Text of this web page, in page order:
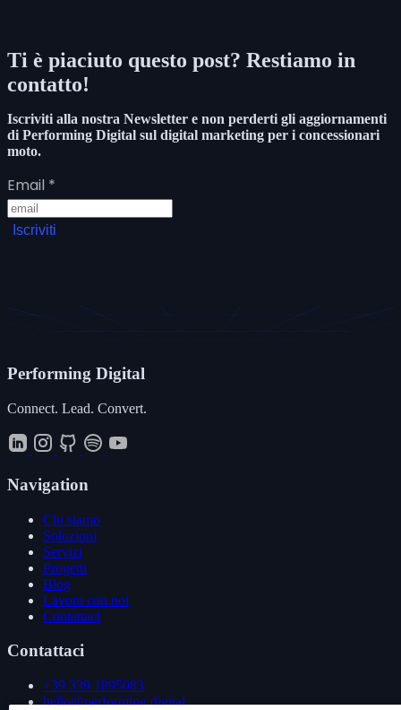
Ti è piaciuto questo post? Restiamo in
contatto!
Iscriviti alla nostra Newsletter e non perderti gli aggiornamenti
di Performing Digital sul digital marketing per i concessionari
moto.
Email *
Iscriviti
Performing Digital
Connect. Lead. Convert.
Navigation
Chi siamo
Soluzioni
Servizi
Progetti
Blog
Lavora con noi
Contattaci
Contattaci
+39 339 1895083
hello@performing.digital